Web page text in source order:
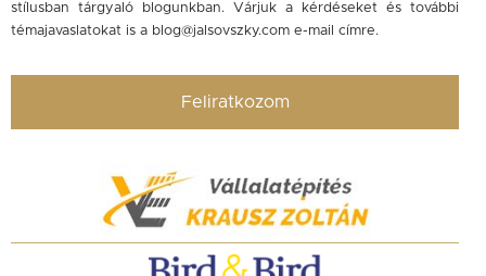
stílusban tárgyaló blogunkban. Várjuk a kérdéseket és további
témajavaslatokat is a blog@jalsovszky.com e-mail címre.
Feliratkozom